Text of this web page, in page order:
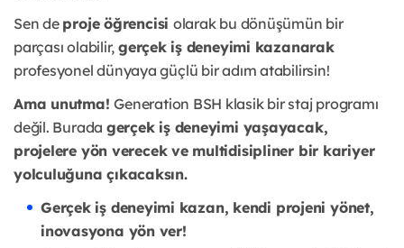
Sen de proje öğrencisi olarak bu dönüşümün bir
parçası olabilir, gerçek iş deneyimi kazanarak
profesyonel dünyaya güçlü bir adım atabilirsin!
Ama unutma!Generation BSH klasik bir staj programı
değil. Burada gerçek iş deneyimi yaşayacak,
projelere yön verecek ve multidisipliner bir kariyer
yolculuğuna çıkacaksın.
Gerçek iş deneyimi kazan, kendi projeni yönet,
inovasyona yön ver!